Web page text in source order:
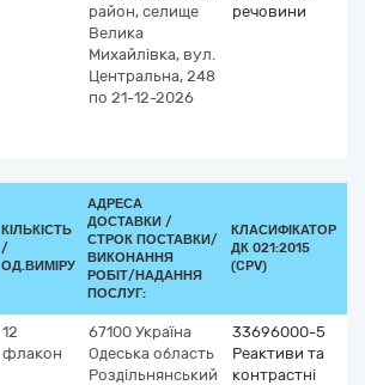
район, селище
Велика
Михайлівка, вул.
Центральна, 248
по 21-12-2026
речовини
КІЛЬКІСТЬ
/
ОД.ВИМІРУ
АДРЕСА
ДОСТАВКИ /
СТРОК ПОСТАВКИ/
ВИКОНАННЯ
РОБІТ/НАДАННЯ
ПОСЛУГ:
КЛАСИФІКАТОР
ДК 021:2015
(CPV)
12
флакон
67100 Україна
Одеська область
Роздільнянський
33696000-5
Реактиви та
контрастні